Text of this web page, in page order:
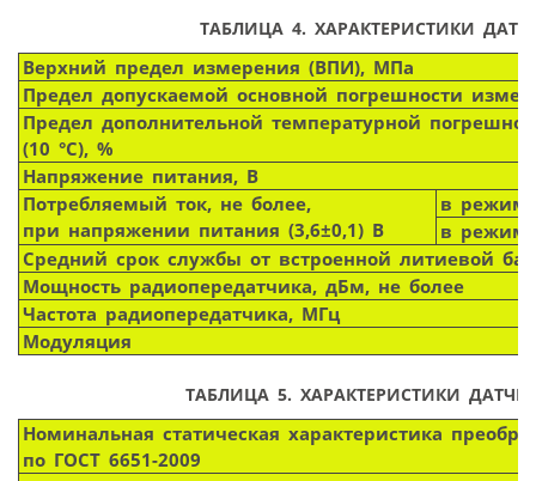
ТАБЛИЦА 4. ХАРАКТЕРИСТИКИ
Верхний предел измерения (ВПИ), МПа
Предел допускаемой основной погрешности
Предел дополнительной температурной
(10 °С), %
Напряжение питания, В
Потребляемый ток, не более,
при напряжении питания (3,6±0,1) В
в
в
Средний срок службы от встроенной литиевой
Мощность радиопередатчика, дБм, не более
Частота радиопередатчика, МГц
Модуляция
ТАБЛИЦА 5. ХАРАКТЕРИСТИКИ
Номинальная статическая характеристика
по ГОСТ 6651-2009